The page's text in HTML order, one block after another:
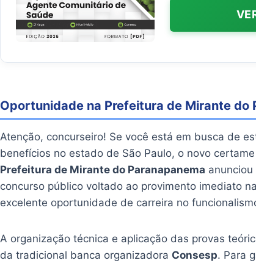
Oportunidade na Prefeitura de Mirante do
Atenção, concurseiro! Se você está em busca de
benefícios no estado de São Paulo, o novo
Prefeitura de Mirante do Paranapanema
concurso público voltado ao provimento imediato
excelente oportunidade de carreira no
A organização técnica e aplicação das provas
da tradicional banca organizadora Consesp. Para